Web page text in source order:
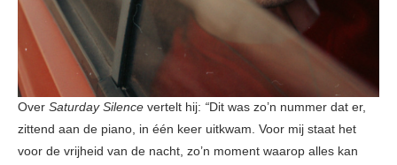
Over Saturday Silence vertelt hij: “Dit was zo’n nummer dat er,
zittend aan de piano, in één keer uitkwam. Voor mij staat het
voor de vrijheid van de nacht, zo’n moment waarop alles kan